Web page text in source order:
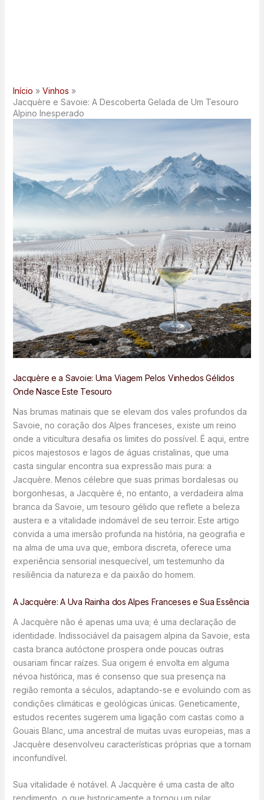
Início
Vinhos
Jacquère e Savoie: A Descoberta Gelada de Um Tesouro
Alpino Inesperado
Jacquère e a Savoie: Uma Viagem Pelos Vinhedos Gélidos
Onde Nasce Este Tesouro
Nas brumas matinais que se elevam dos vales profundos da
Savoie, no coração dos Alpes franceses, existe um reino
onde a viticultura desafia os limites do possível. É aqui, entre
picos majestosos e lagos de águas cristalinas, que uma
casta singular encontra sua expressão mais pura: a
Jacquère. Menos célebre que suas primas bordalesas ou
borgonhesas, a Jacquère é, no entanto, a verdadeira alma
branca da Savoie, um tesouro gélido que reflete a beleza
austera e a vitalidade indomável de seu terroir. Este artigo
convida a uma imersão profunda na história, na geografia e
na alma de uma uva que, embora discreta, oferece uma
experiência sensorial inesquecível, um testemunho da
resiliência da natureza e da paixão do homem.
A Jacquère: A Uva Rainha dos Alpes Franceses e Sua Essência
A Jacquère não é apenas uma uva; é uma declaração de
identidade. Indissociável da paisagem alpina da Savoie, esta
casta branca autóctone prospera onde poucas outras
ousariam fincar raízes. Sua origem é envolta em alguma
névoa histórica, mas é consenso que sua presença na
região remonta a séculos, adaptando-se e evoluindo com as
condições climáticas e geológicas únicas. Geneticamente,
estudos recentes sugerem uma ligação com castas como a
Gouais Blanc, uma ancestral de muitas uvas europeias, mas a
Jacquère desenvolveu características próprias que a tornam
inconfundível.
Sua vitalidade é notável. A Jacquère é uma casta de alto